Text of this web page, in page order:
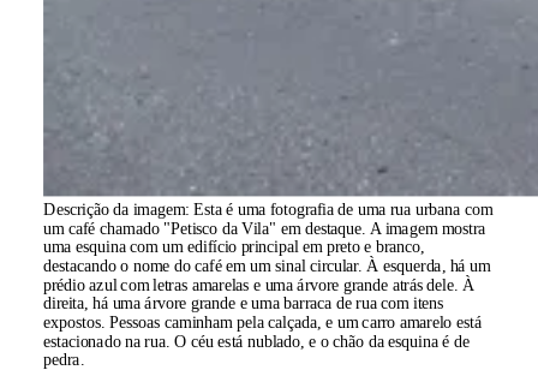
Descrição da imagem:Esta é uma fotografia de uma rua urbana com
um café chamado "Petisco da Vila" em destaque. A imagem mostra
uma esquina com um edifício principal em preto e branco,
destacando o nome do café em um sinal circular. À esquerda, há um
prédio azul com letras amarelas e uma árvore grande atrás dele. À
direita, há uma árvore grande e uma barraca de rua com itens
expostos. Pessoas caminham pela calçada, e um carro amarelo está
estacionado na rua. O céu está nublado, e o chão da esquina é de
pedra.